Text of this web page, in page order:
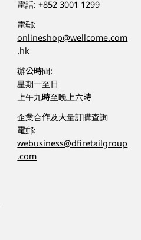
電話:+852 3001 1299
電郵:
onlineshop@wellcome.com
.hk
辦公時間:
星期一至日
上午九時至晚上六時
企業合作及大量訂購查詢
電郵:
webusiness@dfiretailgroup
.com